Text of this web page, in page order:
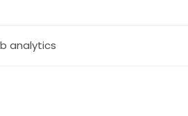
analytics